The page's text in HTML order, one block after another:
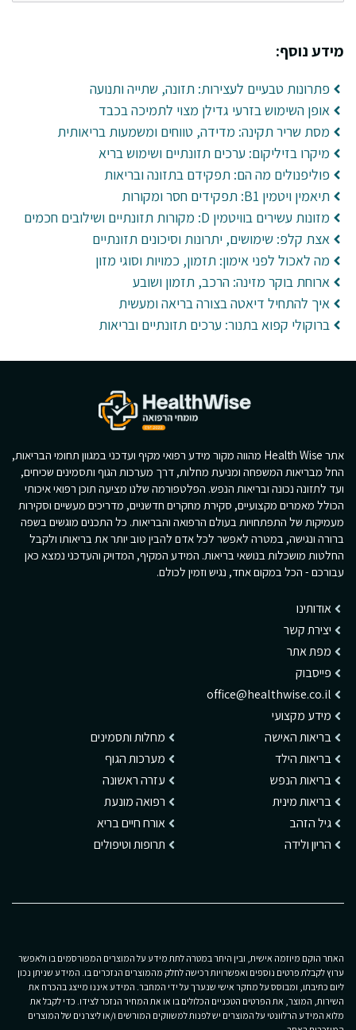
מידע נוסף:
פתרונות טבעיים לעצירות: תזונה, שתייה ותנועה
אופן השימוש בזרעי גדילן מצוי לתמיכה בכבד
מסת שריר תקינה: מדידה, טווחים ומשמעות בריאותית
מיקרו בזיליקום: ערכים תזונתיים ושימוש בריא
פוליפנולים מה הם: תפקידם בתזונה ובריאות
תיאמין ויטמין B1: תפקידים חסר ומקורות
מזונות עשירים בוויטמין D: מקורות תזונתיים ושילובים חכמים
אצת קלפ: שימושים, יתרונות וסיכונים תזונתיים
מה לאכול לפני אימון: תזמון, כמויות וסוגי מזון
ארוחת בוקר מזינה: הרכב, תזמון ושובע
איך להתחיל דיאטה בצורה בריאה ומעשית
ברוקולי קפוא בתנור: ערכים תזונתיים ובריאות
אתר Health Wise מהווה מקור מידע רפואי מקיף ועדכני במגוון תחומי הבריאות,
החל מבריאות המשפחה ומניעת מחלות, דרך מערכות הגוף ותסמינים שכיחים,
ועד לתזונה נכונה ובריאות הנפש. הפלטפורמה שלנו מציעה תוכן רפואי איכותי
הכולל מאמרים מקצועיים, סקירת מחקרים חדשניים, מדריכים מעשיים וסקירות
מעמיקות של התפתחויות בעולם הרפואה והבריאות. כל התכנים מוגשים בשפה
ברורה ונגישה, במטרה לאפשר לכל אדם להבין טוב יותר את בריאותו ולקבל
החלטות מושכלות בנושאי בריאות. המידע המקיף, המדויק והעדכני נמצא כאן
עבורכם - הכל במקום אחד, נגיש וזמין לכולם.
אודותינו
יצירת קשר
מפת אתר
פייסבוק
office@healthwise.co.il
מידע מקצועי
בריאות האישה
בריאות הילד
בריאות הנפש
בריאות מינית
גיל הזהב
הריון ולידה
מחלות ותסמינים
מערכות הגוף
עזרה ראשונה
רפואה מונעת
אורח חיים בריא
תרופות וטיפולים
האתר הוקם מיוזמה אישית, ובין היתר במטרה לתת מידע על המוצרים המפורסמים בו ולאפשר
ערוץ לקבלת פרטים נוספים ואפשרויות רכישה לחלק מהמוצרים הנזכרים בו. המידע שניתן נכון
ליום כתיבתו, ומבוסס על מחקר אישי שנערך על ידי המחבר. המידע איננו מייצג בהכרח את
השירות, המוצר, את הפרטים הטכניים הכלולים בו או את המחיר הנזכר לצידו. כדי לקבל את
מלוא המידע הרלוונטי על המוצרים יש לפנות למשווקים המורשים ו/או ליצרנים של המוצרים